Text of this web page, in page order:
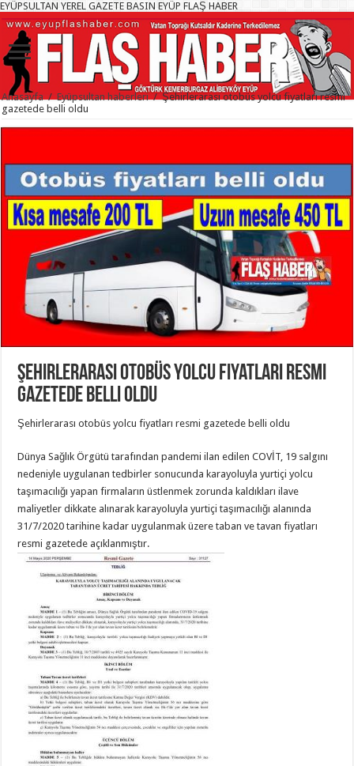
EYÜPSULTAN YEREL GAZETE BASIN EYÜP FLAŞ HABER
Anasayfa / Eyüpsultan haberleri / Şehirlerarası otobüs yolcu fiyatları resmi
gazetede belli oldu
Şehirlerarası otobüs yolcu fiyatları resmi
gazetede belli oldu
Şehirlerarası otobüs yolcu fiyatları resmi gazetede belli oldu
Dünya Sağlık Örgütü tarafından pandemi ilan edilen COVİT, 19 salgını
nedeniyle uygulanan tedbirler sonucunda karayoluyla yurtiçi yolcu
taşımacılığı yapan firmaların üstlenmek zorunda kaldıkları ilave
maliyetler dikkate alınarak karayoluyla yurtiçi taşımacılığı alanında
31/7/2020 tarihine kadar uygulanmak üzere taban ve tavan fiyatları
resmi gazetede açıklanmıştır.